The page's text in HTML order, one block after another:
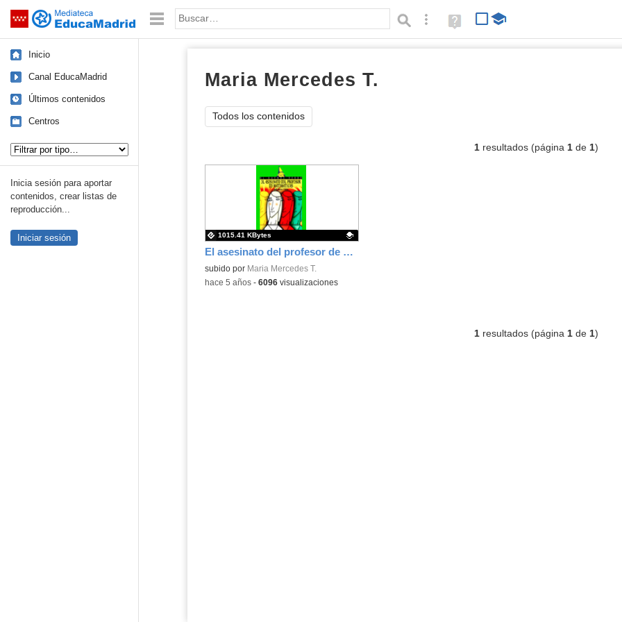
Saltar navegación Palabra o frase: Búsqueda avanzada
Ayuda
(en
Inicio
Canal EducaMadrid
Últimos contenidos
Centros
Inicia sesión para aportar
contenidos, crear listas de
reproducción...
Iniciar sesión
Maria Mercedes T.
Todos los contenidos
1resultados (página 1de 1)
El asesinato del profesor de matemáticas
Contenido educativo.
subido por Maria Mercedes T.
1015.41 KBytes
-hace 5 años- 6096visualizaciones
1resultados (página 1de 1)